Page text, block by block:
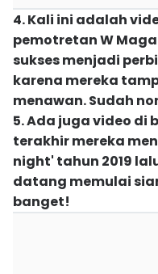
4. Kali ini adalah
pemotretan W
sukses menjadi
karena mereka
menawan. Sudah
5. Ada juga video di
terakhir mereka
night' tahun 2019
datang memulai
banget!